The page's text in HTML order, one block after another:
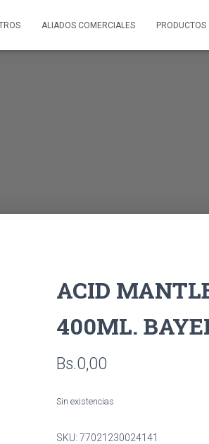
ALIADOS COMERCIALES PRODUCTOS
ACID
400ML.
Bs.0,00
Sin existencias
SKU: 77021230024141